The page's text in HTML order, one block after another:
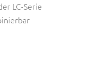
LC-Serie